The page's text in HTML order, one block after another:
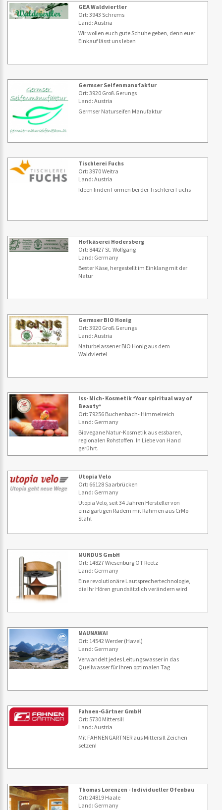
GEA Waldviertler
Ort: 3943 Schrems
Land: Austria
Wir wollen euch gute Schuhe geben, denn euer
Einkauf lässt uns leben
Germser Seifenmanufaktur
Ort: 3920 Groß Gerungs
Land: Austria
Germser Naturseifen Manufaktur
Tischlerei Fuchs
Ort: 3970 Weitra
Land: Austria
Ideen finden Formen bei der Tischlerei Fuchs
Hofkäserei Hodersberg
Ort: 84427 St. Wolfgang
Land: Germany
Bester Käse, hergestellt im Einklang mit der
Natur
Germser BIO Honig
Ort: 3920 Groß Gerungs
Land: Austria
Naturbelassener BIO Honig aus dem
Waldviertel
Iss- Mich- Kosmetik *Your spiritual way of
Beauty*
Ort: 79256 Buchenbach- Himmelreich
Land: Germany
Biovegane Natur-Kosmetik aus essbaren,
regionalen Rohstoffen. In Liebe von Hand
gerührt.
Utopia Velo
Ort: 66128 Saarbrücken
Land: Germany
Utopia Velo, seit 34 Jahren Hersteller von
einzigartigen Rädern mit Rahmen aus CrMo-
Stahl
MUNDUS GmbH
Ort: 14827 Wiesenburg OT Reetz
Land: Germany
Eine revolutionäre Lautsprechertechnologie,
die Ihr Hören grundsätzlich verändern wird
MAUNAWAI
Ort: 14542 Werder (Havel)
Land: Germany
Verwandelt jedes Leitungswasser in das
Quellwasser für Ihren optimalen Tag
Fahnen-Gärtner GmbH
Ort: 5730 Mittersill
Land: Austria
Mit FAHNENGÄRTNER aus Mittersill Zeichen
setzen!
Thomas Lorenzen - Individueller Ofenbau
Ort: 24819 Haale
Land: Germany